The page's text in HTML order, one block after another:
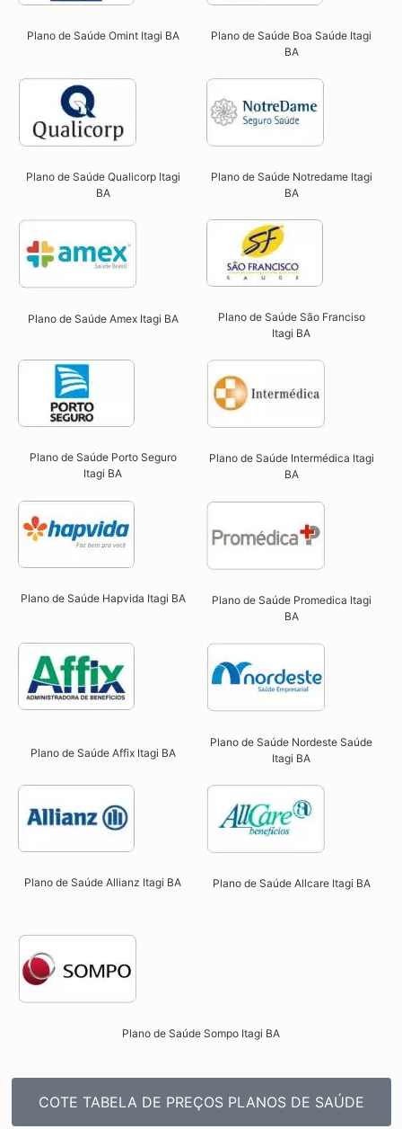
Plano de Saúde Omint Itagi BA​
Plano de Saúde Boa Saúde Itagi
BA​
Plano de Saúde Qualicorp Itagi
BA​
Plano de Saúde Notredame Itagi
BA​
Plano de Saúde Amex Itagi BA
Plano de Saúde São Franciso
Itagi BA​
Plano de Saúde Porto Seguro
Itagi BA​
Plano de Saúde Intermédica Itagi
BA​
Plano de Saúde Hapvida Itagi BA​
Plano de Saúde Promedica Itagi
BA
Plano de Saúde Affix Itagi BA​
Plano de Saúde Nordeste Saúde
Itagi BA
Plano de Saúde Allianz Itagi BA​ Plano de Saúde Allcare Itagi BA​
Plano de Saúde Sompo Itagi BA​
COTE TABELA DE PREÇOS PLANOS DE SAÚDE